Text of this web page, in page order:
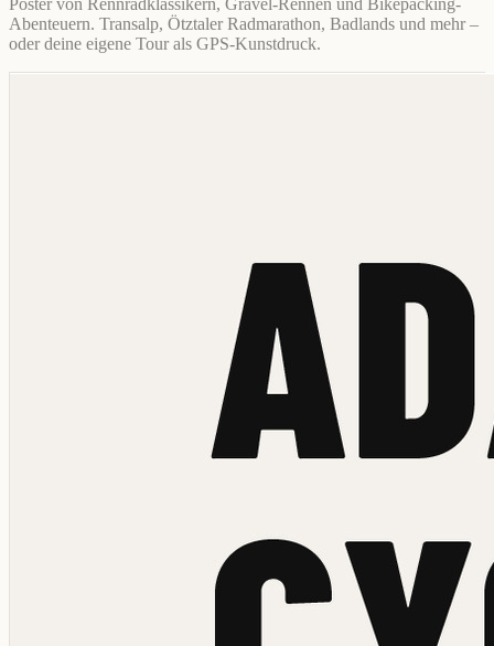
Poster von Rennradklassikern, Gravel-Rennen und Bikepacking-
Abenteuern. Transalp, Ötztaler Radmarathon, Badlands und mehr –
oder deine eigene Tour als GPS-Kunstdruck.